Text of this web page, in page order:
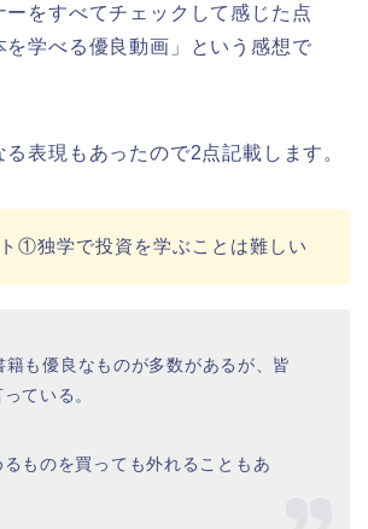
ーをすべてチェックして感じた点
を学べる優良動画」という感想で
表現もあったので2点記載します。
①独学で投資を学ぶことは難しい
も優良なものが多数があるが、皆
ている。
ものを買っても外れることもあ